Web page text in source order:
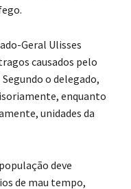
Geral Ulisses
causados pelo
o delegado,
enquanto
unidades da
deve
de mau tempo,